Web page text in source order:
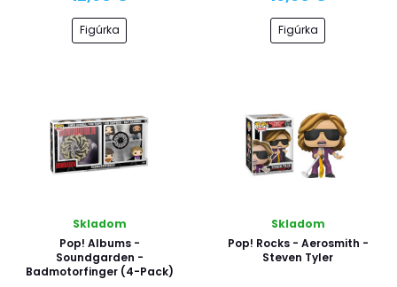
Figúrka Figúrka
Skladom
Pop! Albums -
Soundgarden -
Badmotorfinger (4-Pack)
Skladom
Pop! Rocks - Aerosmith -
Steven Tyler